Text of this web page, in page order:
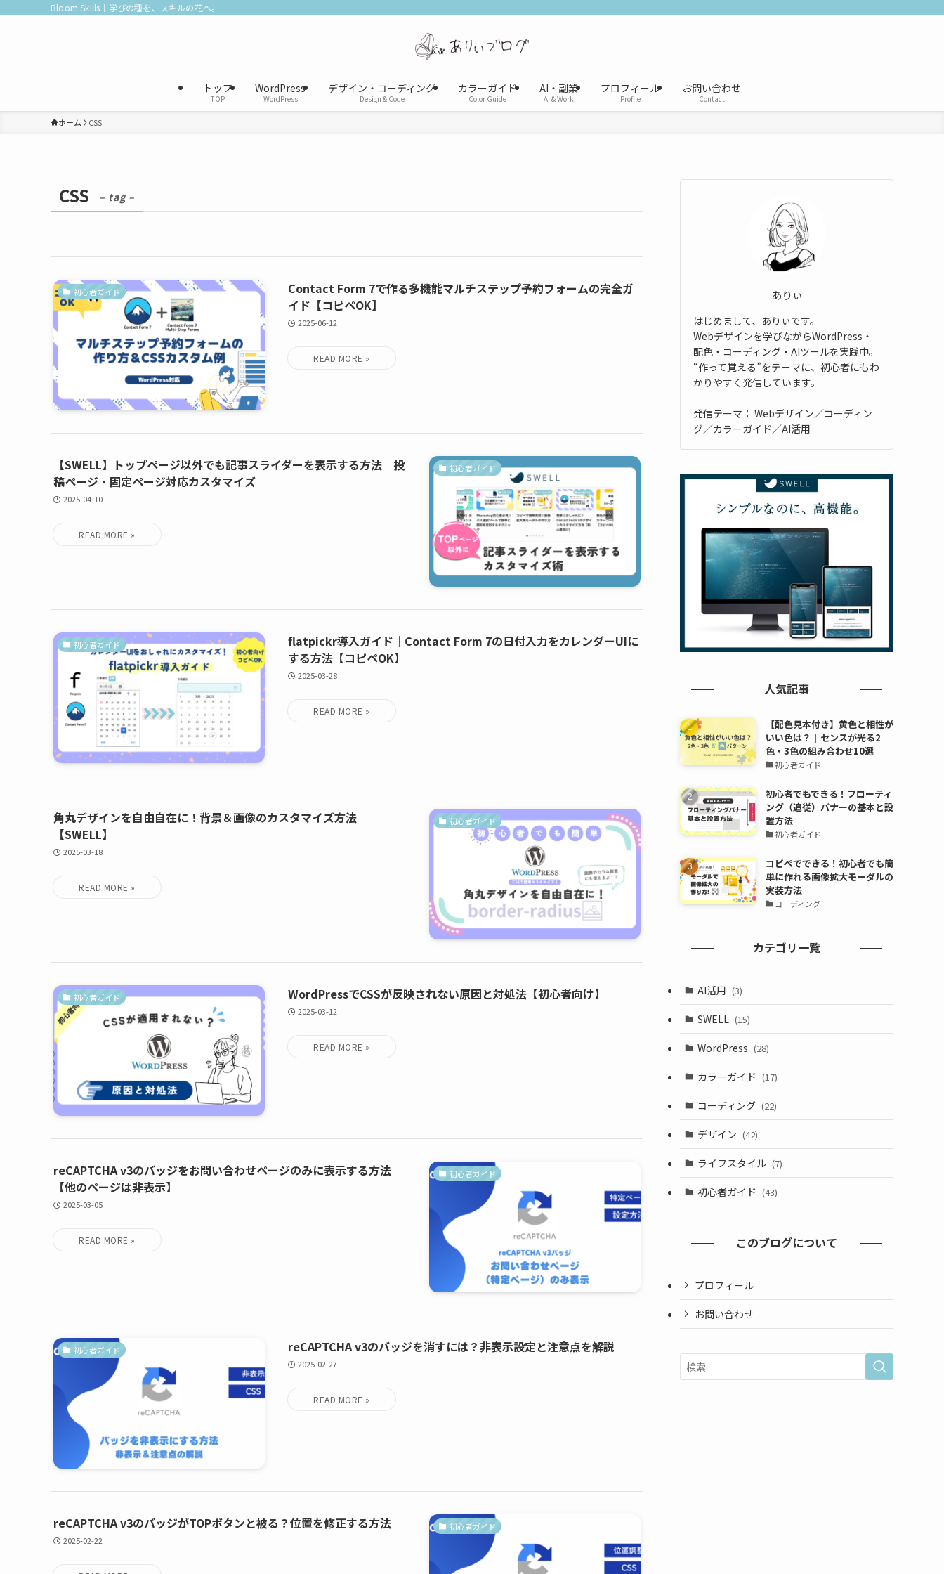
Bloom Skills｜学びの種を、スキルの花へ。
トップ
TOP
WordPress
WordPress
デザイン・コーディング
Design & Code
カラーガイド
Color Guide
AI・副業
AI & Work
プロフィール
Profile
お問い合わせ
Contact
ホーム CSS
CSS – tag –
初心者ガイド
Contact Form 7で作る多機能マルチステップ予約フォームの完全ガ
イド【コピペOK】
2025-06-12
初心者ガイド
【SWELL】トップページ以外でも記事スライダーを表示する方法｜投
稿ページ・固定ページ対応カスタマイズ
2025-04-10
初心者ガイド
flatpickr導入ガイド｜Contact Form 7の日付入力をカレンダーUIに
する方法【コピペOK】
2025-03-28
初心者ガイド
角丸デザインを自由自在に！背景＆画像のカスタマイズ方法
【SWELL】
2025-03-18
初心者ガイド WordPressでCSSが反映されない原因と対処法【初心者向け】
2025-03-12
初心者ガイド
reCAPTCHA v3のバッジをお問い合わせページのみに表示する方法
【他のページは非表示】
2025-03-05
初心者ガイド reCAPTCHA v3のバッジを消すには？非表示設定と注意点を解説
2025-02-27
初心者ガイド
reCAPTCHA v3のバッジがTOPボタンと被る？位置を修正する方法
2025-02-22
ありぃ
はじめまして、ありぃです。
Webデザインを学びながらWordPress・
配色・コーディング・AIツールを実践中。
“作って覚える”をテーマに、初心者にもわ
かりやすく発信しています。
発信テーマ： Webデザイン／コーディン
グ／カラーガイド／AI活用
人気記事
【配色見本付き】黄色と相性が
いい色は？｜センスが光る2
色・3色の組み合わせ10選
初心者ガイド
初心者でもできる！フローティ
ング（追従）バナーの基本と設
置方法
初心者ガイド
コピペでできる！初心者でも簡
単に作れる画像拡大モーダルの
実装方法
コーディング
カテゴリ一覧
AI活用 (3)
SWELL (15)
WordPress (28)
カラーガイド (17)
コーディング (22)
デザイン (42)
ライフスタイル (7)
初心者ガイド (43)
このブログについて
プロフィール
お問い合わせ